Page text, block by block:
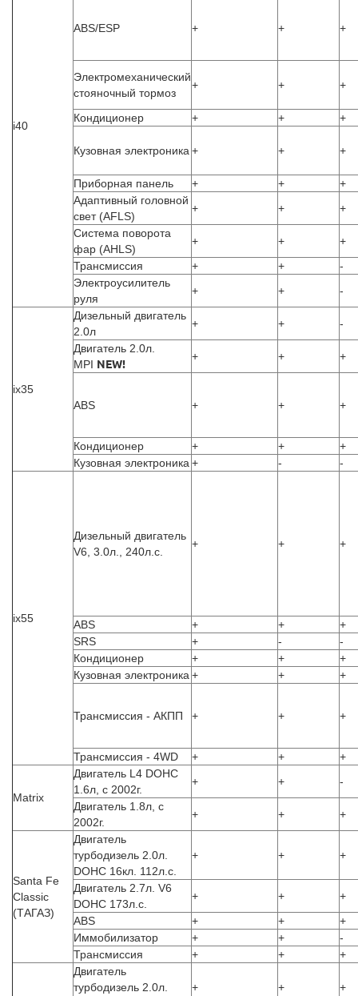
i40
ABS/ESP + + +
Электромеханический
стояночный тормоз
+ + +
Кондиционер + + +
Кузовная электроника + + +
Приборная панель + +
+
Адаптивный головной
свет (AFLS)
+ +
+
Система поворота
фар (AHLS)
+ +
+
Трансмиссия
+ +
-
Электроусилитель
руля
+ + -
ix35
Дизельный двигатель
2.0л
+ +
-
Двигатель 2.0л.
MPI NEW!
+ + +
ABS + + +
Кондиционер + +
+
Кузовная электроника + - -
ix55
Дизельный двигатель
V6, 3.0л., 240л.с.
+ + +
ABS + +
+
SRS
+ -
-
Кондиционер
+ +
+
Кузовная электроника + + +
Трансмиссия - АКПП + + +
Трансмиссия - 4WD + + +
Matrix
Двигатель L4 DOHC
1.6л, с 2002г.
+ +
-
Двигатель 1.8л, с
2002г.
+ + +
Santa Fe
Classic
(ТАГАЗ)
Двигатель
турбодизель 2.0л.
DOHC 16кл. 112л.с.
+ + +
Двигатель 2.7л. V6
DOHC 173л.с.
+ +
+
ABS
+ +
+
Иммобилизатор
+ +
-
Трансмиссия
+ + +
Двигатель
турбодизель 2.0л.
+ + +